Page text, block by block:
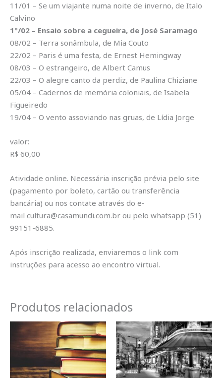
11/01 – Se um viajante numa noite de inverno, de Italo
Calvino
1º/02 – Ensaio sobre a cegueira, de José Saramago
08/02 – Terra sonâmbula, de Mia Couto
22/02 – Paris é uma festa, de Ernest Hemingway
08/03 – O estrangeiro, de Albert Camus
22/03 – O alegre canto da perdiz, de Paulina Chiziane
05/04 – Cadernos de memória coloniais, de Isabela
Figueiredo
19/04 – O vento assoviando nas gruas, de Lídia Jorge
valor:
R$ 60,00
Atividade online. Necessária inscrição prévia pelo site
(pagamento por boleto, cartão ou transferência
bancária) ou nos contate através do e-
mail cultura@casamundi.com.br ou pelo whatsapp (51)
99151-6885.
Após inscrição realizada, enviaremos o link com
instruções para acesso ao encontro virtual.
Produtos relacionados